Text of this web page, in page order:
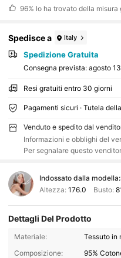
96% lo ha trovato della misura
Spedisce a Italy
Spedizione Gratuita
Consegna prevista: agosto
Resi gratuiti entro 30 giorni
Pagamenti sicuri · Tutela
Venduto e spedito dal
Informazioni e obblighi del
Per segnalare questo
Indossato dalla modella:
Altezza: 176.0 Busto:
Dettagli Del Prodotto
Materiale:
Tessuto in
Composizione:
95%